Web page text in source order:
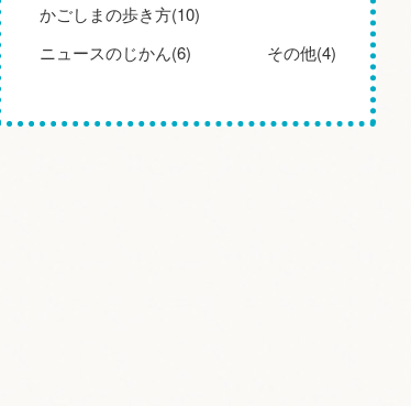
かごしまの歩き方(10)
ニュースのじかん(6)
その他(4)